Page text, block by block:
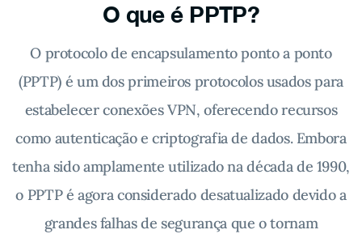
O que é PPTP?
O protocolo de encapsulamento ponto a ponto
(PPTP) é um dos primeiros protocolos usados para
estabelecer conexões VPN, oferecendo recursos
como autenticação e criptografia de dados. Embora
tenha sido amplamente utilizado na década de 1990,
o PPTP é agora considerado desatualizado devido a
grandes falhas de segurança que o tornam